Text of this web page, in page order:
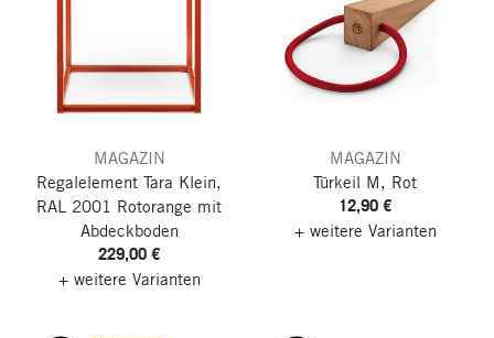
MAGAZIN
Regalelement Tara Klein,
RAL 2001 Rotorange mit
Abdeckboden
229,00 €
+ weitere Varianten
MAGAZIN
Türkeil M, Rot
12,90 €
+ weitere Varianten